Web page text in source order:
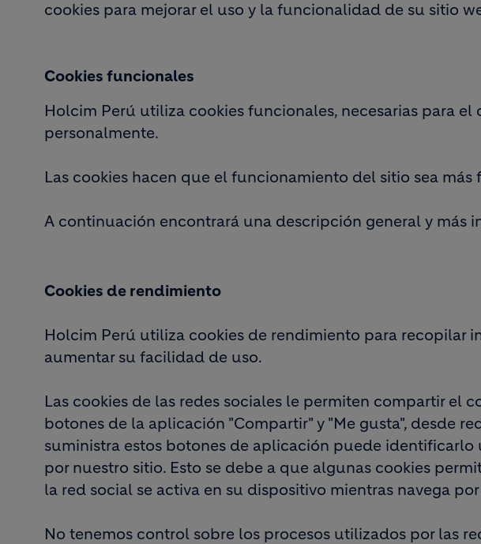
cookies para mejorar el uso y la funcionalidad de su sitio
Cookies funcionales
Holcim Perú utiliza cookies funcionales, necesarias para
personalmente.
Las cookies hacen que el funcionamiento del sitio sea
A continuación encontrará una descripción general y más
Cookies de rendimiento
Holcim Perú utiliza cookies de rendimiento para recopilar
aumentar su facilidad de uso.
Las cookies de las redes sociales le permiten compartir el
botones de la aplicación "Compartir" y "Me gusta", desde
suministra estos botones de aplicación puede
por nuestro sitio. Esto se debe a que algunas cookies
la red social se activa en su dispositivo mientras navega
No tenemos control sobre los procesos utilizados por las